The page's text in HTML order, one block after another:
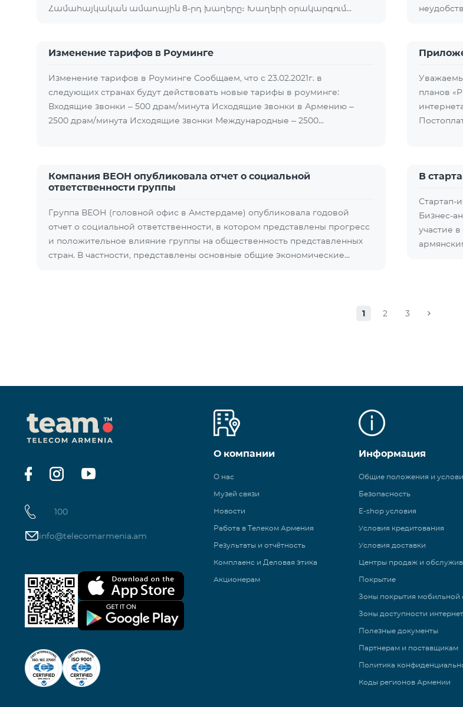
Համահայկական ամառային 8-րդ խաղերը։ Խաղերի օրակարգում…
Изменение тарифов в Роуминге
Изменение тарифов в Роуминге Сообщаем, что с 23.02.2021г. в
следующих странах будут действовать новые тарифы в роуминге:
Входящие звонки – 500 драм/минута Исходящие звонки в Армению –
2500 драм/минута Исходящие звонки Международные – 2500…
планов
Компания ВЕОН опубликовала отчет о социальной
ответственности группы
Группа ВЕОН (головной офис в Амстердаме) опубликовала годовой
отчет о социальной ответственности, в котором представлены прогресс
и положительное влияние группы на общественность представленных
стран. В частности, представлены основные общие экономические…
В
Стартап-
Бизнес-
участие
1 2 3
100
info@telecomarmenia.am
О компании
О нас
Музей связи
Новости
Работа в Телеком Армения
Результаты и отчётность
Комплаенс и Деловая этика
Акционерам
Информация
Общие положения и
Безопасность
E-shop условия
Условия кредитования
Условия доставки
Центры продаж и
Покрытие
Зоны покрытия мобильной
Зоны доступности
Полезные документы
Партнерам и поставщикам
Политика
Коды регионов Армении